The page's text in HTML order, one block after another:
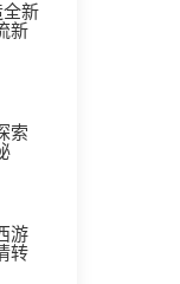
新
新
索
游
转